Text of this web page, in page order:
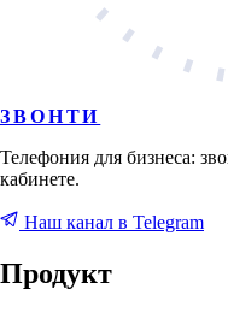
ЗВОНТИ
Телефония для бизнеса:
кабинете.
Наш канал в Telegram
Продукт